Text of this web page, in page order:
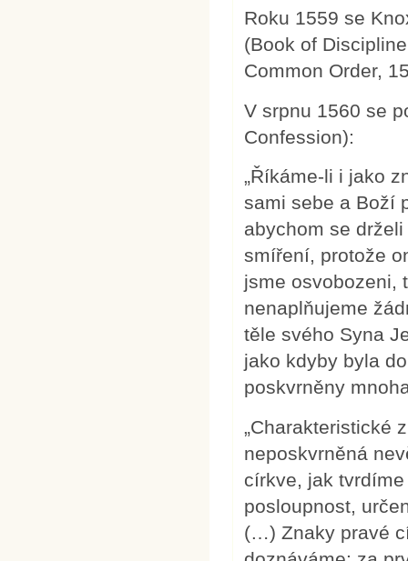
Roku 1559 se
(Book of
Common Order,
V srpnu 1560 se
Confession):
„Říkáme-li i jako
sami sebe a Boží
abychom se
smíření, protože
jsme osvobozeni,
nenaplňujeme
těle svého Syna
jako kdyby byla
poskvrněny
„Charakteristické
neposkvrněná
církve, jak
posloupnost,
(…) Znaky pravé